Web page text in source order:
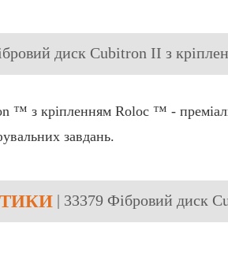
диск Cubitron II з
з кріпленням Roloc ™ -
завдань.
| 33379 Фібровий диск